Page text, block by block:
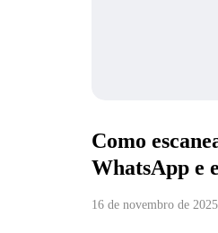
Como
WhatsApp e
16 de novembro de 2025